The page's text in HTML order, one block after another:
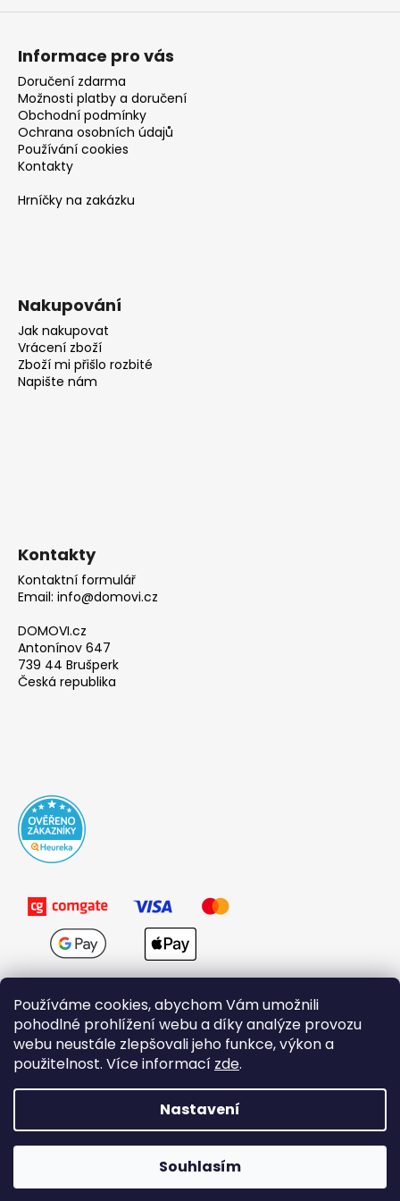
Používáme cookies, abychom Vám umožnili
pohodlné prohlížení webu a díky analýze provozu
webu neustále zlepšovali jeho funkce, výkon a
použitelnost. Více informací zde.
Nastavení
Souhlasím
Informace pro vás
Doručení zdarma
Možnosti platby a doručení
Obchodní podmínky
Ochrana osobních údajů
Používání cookies
Kontakty
Hrníčky na zakázku
Nakupování
Jak nakupovat
Vrácení zboží
Zboží mi přišlo rozbité
Napište nám
Kontakty
Kontaktní formulář
Email: info@domovi.cz
DOMOVI.cz
Antonínov 647
739 44 Brušperk
Česká republika
Domovi.cz. Všechna práva vyhrazena.